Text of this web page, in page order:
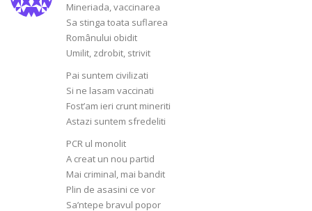
Mineriada, vaccinarea
Sa stinga toata suflarea
Românului obidit
Umilit, zdrobit, strivit
Pai suntem civilizati
Si ne lasam vaccinati
Fost’am ieri crunt mineriti
Astazi suntem sfredeliti
PCR ul monolit
A creat un nou partid
Mai criminal, mai bandit
Plin de asasini ce vor
Sa’ntepe bravul popor